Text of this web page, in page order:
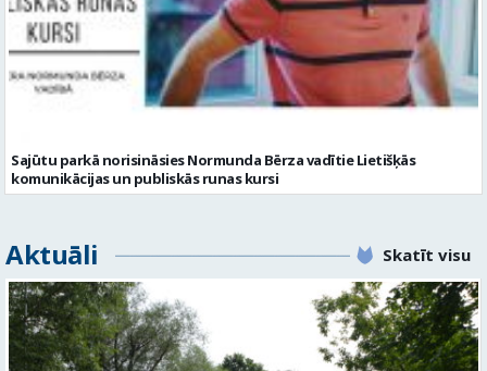
Sajūtu parkā norisināsies Normunda Bērza vadītie Lietišķās
komunikācijas un publiskās runas kursi
Aktuāli Skatīt visu